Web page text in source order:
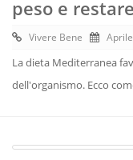
peso e
Vivere Bene
La dieta Mediterranea
dell'organismo. Ecco